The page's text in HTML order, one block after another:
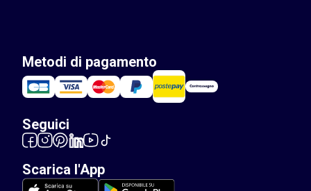
Metodi di pagamento
Seguici
Scarica l'App